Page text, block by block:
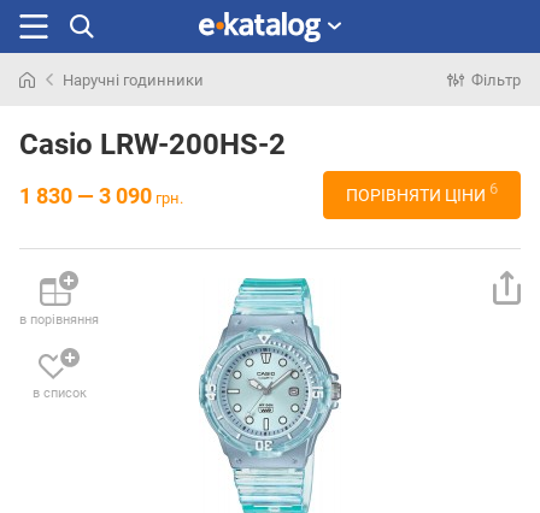
раніше
Наручні годинники Фільтр
Casio LRW-200HS-2
1 830 — 3 090 грн. ПОРІВНЯТИ ЦІНИ 6
в порівняння
в список